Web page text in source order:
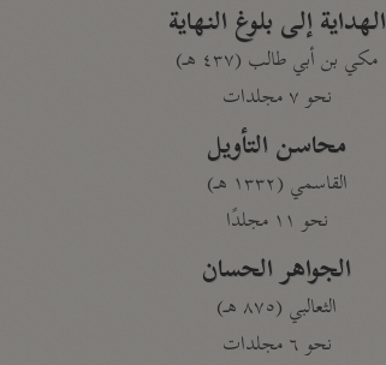
الهداية إلى بلوغ النهاية
مكي بن أبي طالب (٤٣٧ هـ)
نحو ٧ مجلدات
محاسن التأويل
القاسمي (١٣٣٢ هـ)
نحو ١١ مجلدًا
الجواهر الحسان
الثعالبي (٨٧٥ هـ)
نحو ٦ مجلدات